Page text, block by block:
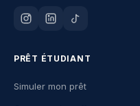
PRÊT ÉTUDIANT
Simuler mon prêt